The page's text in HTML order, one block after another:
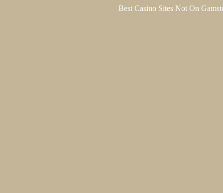
Best Casino Sites Not On